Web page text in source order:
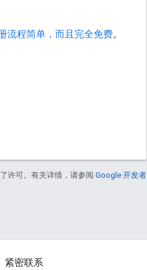
流程简单，而且完全免费。
许可。有关详情，请参阅 Google 开发者
紧密联系